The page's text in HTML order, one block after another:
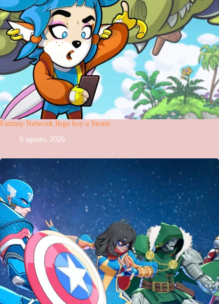
Fantasy Network llega hoy a Steam
6 agosto, 2026